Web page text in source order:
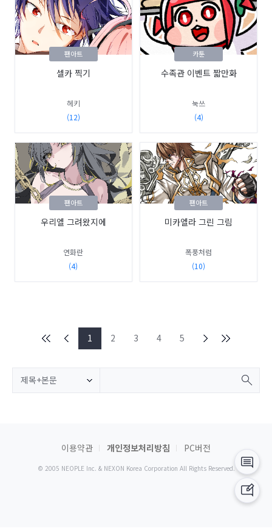
셀카 찍기
헤키
(12)
팬아트
수족관 이벤트 짧만화
눅쓰
(4)
카툰
우리엘 그려왔지에
연화란
(4)
팬아트
미카엘라 그린 그림
폭풍처럼
(10)
팬아트
1 2 3 4 5
제목+본문
이용약관 개인정보처리방침 PC버전
© 2005 NEOPLE Inc. & NEXON Korea Corporation All Rights Reserved.